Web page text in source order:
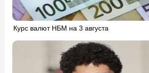
Курс валют НБМ на 3 августа